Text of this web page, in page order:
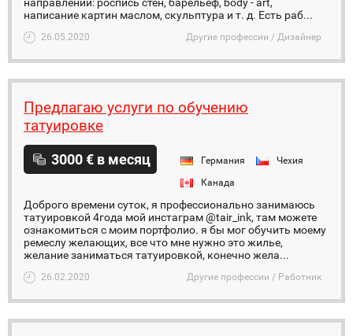
написание картин маслом, скульптура и т. д. Есть раб...
26.05.2020 Другие профессии / Дизайнер
Предлагаю услуги по обучению
татуировке
3000 € в месяц Германия
Чехия
Канада
Доброго времени суток, я профессионально занимаюсь
татуировкой 4года мой инстаграм @tair_ink, там можете
ознакомиться с моим портфолио. я бы мог обучить моему
ремеслу желающих, все что мне нужно это жилье,
желание заниматься татуировкой, конечно жела...
26.02.2020 Другие профессии / Работник